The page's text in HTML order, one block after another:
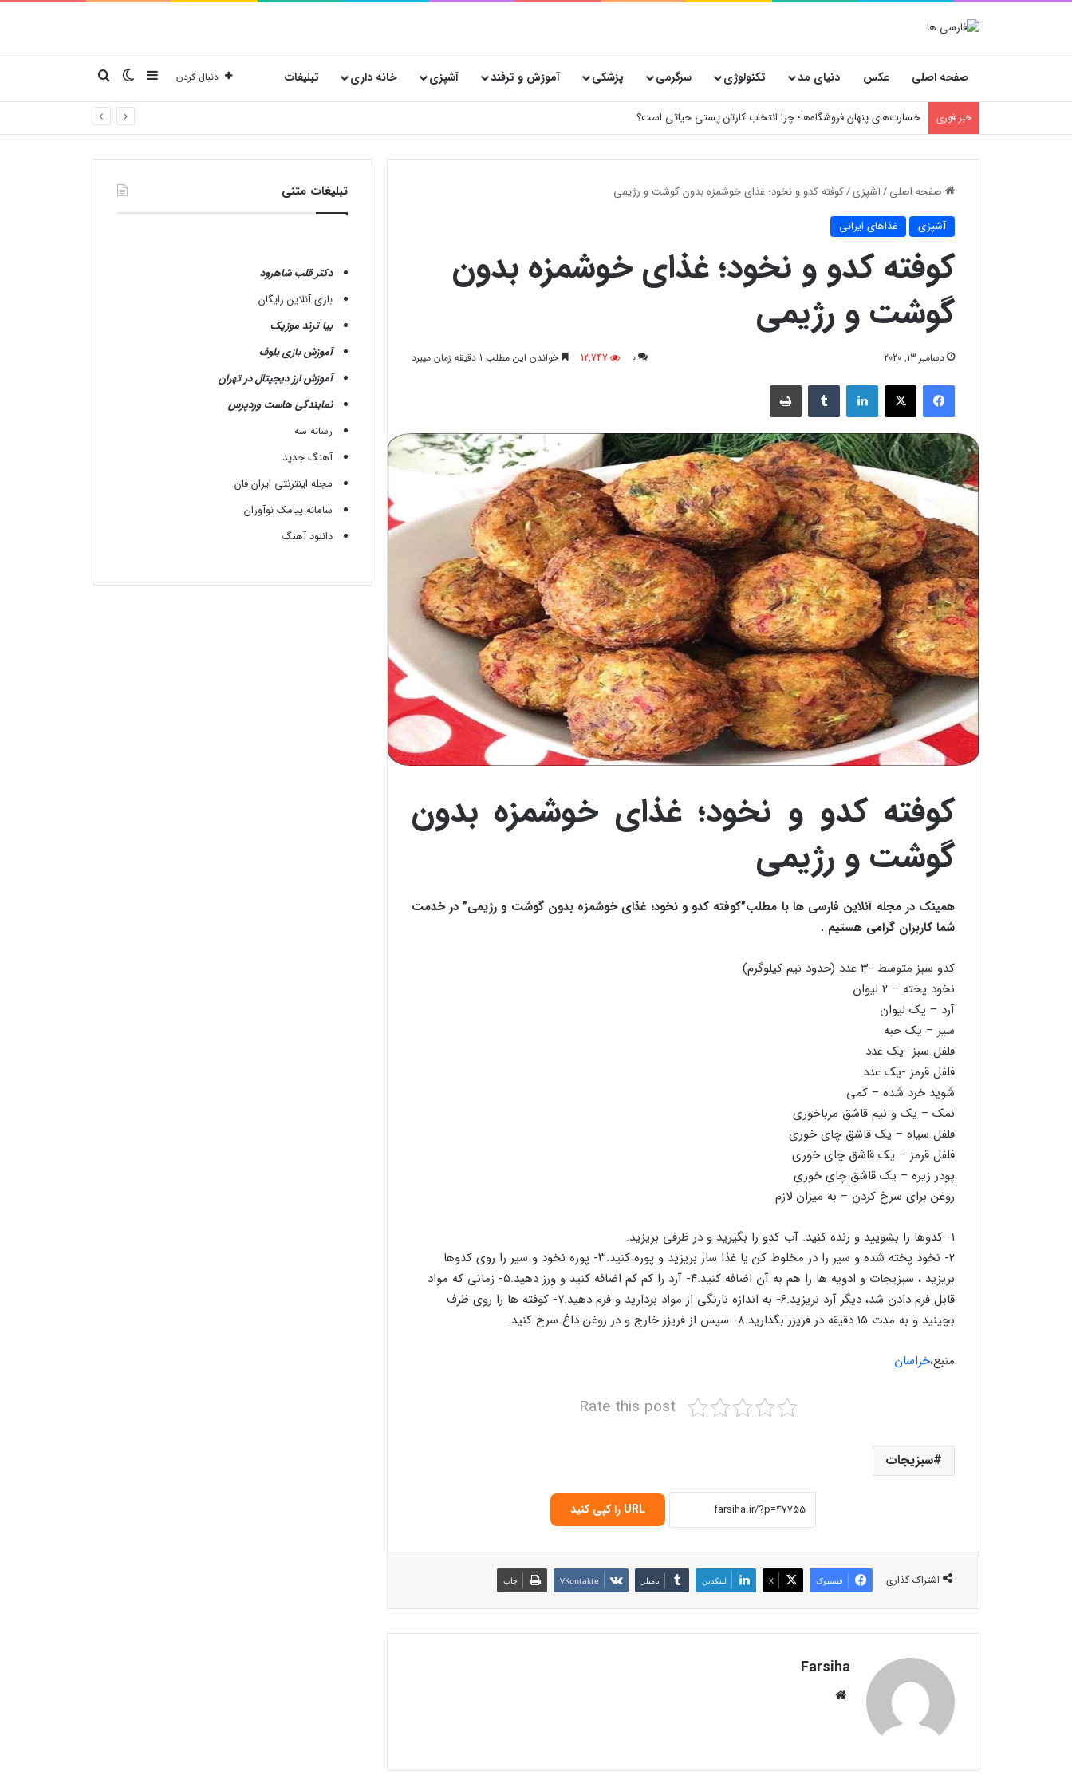
صفحه اصلی عکس دنیای مد تکنولوژی سرگرمی پزشکی آموزش و ترفند آشپزی خانه داری تبلیغات دنبال کردن نوارکناریتغییر پوسته
جستجو برای
خبر فوری خسارت‌های پنهان فروشگاه‌ها؛ چرا انتخاب کارتن پستی حیاتی است؟
صفحه اصلی/آشپزی/کوفته کدو و نخود؛ غذای خوشمزه بدون گوشت و رژیمی
آشپزی غذاهای ایرانی
کوفته کدو و نخود؛ غذای خوشمزه بدون
گوشت و رژیمی
دسامبر 13, 2020 0
12,747 خواندن این مطلب 1 دقیقه زمان میبرد
فیسبوک X لینکدین ‫تامبلر چاپ
کوفته کدو و نخود؛ غذای خوشمزه بدون
گوشت و رژیمی
همینک در مجله آنلاین فارسی ها با مطلب”کوفته کدو و نخود؛ غذای خوشمزه بدون گوشت و رژیمی” در خدمت
شما کاربران گرامی هستیم .
کدو سبز متوسط -۳ عدد (حدود نیم کیلوگرم)
نخود پخته – ۲ لیوان
آرد – یک لیوان
سیر – یک حبه
فلفل سبز -یک عدد
فلفل قرمز -یک عدد
شوید خرد شده – کمی
نمک – یک و نیم قاشق مرباخوری
فلفل سیاه – یک قاشق چای خوری
فلفل قرمز – یک قاشق چای خوری
پودر زیره – یک قاشق چای خوری
روغن برای سرخ کردن – به میزان لازم
۱- کدوها را بشویید و رنده کنید. آب کدو را بگیرید و در ظرفی بریزید.
۲- نخود پخته شده و سیر را در مخلوط کن یا غذا ساز بریزید و پوره کنید.۳- پوره نخود و سیر را روی کدوها
بریزید ، سبزیجات و ادویه ها را هم به آن اضافه کنید.۴- آرد را کم کم اضافه کنید و ورز دهید.۵- زمانی که مواد
قابل فرم دادن شد، دیگر آرد نریزید.۶- به اندازه نارنگی از مواد بردارید و فرم دهید.۷- کوفته ها را روی ظرف
بچینید و به مدت ۱۵ دقیقه در فریزر بگذارید.۸- سپس از فریزر خارج و در روغن داغ سرخ کنید.
منبع،خراسان
Rate this post
سبزیجات
URL را کپی کنید
اشتراک گذاری فیسبوک X لینکدین ‫تامبلر ‫VKontakte چاپ
Farsiha
تبلیغات متنی
دکتر قلب شاهرود
بازی آنلاین رایگان
بیا ترند موزیک
آموزش بازی بلوف
آموزش ارز دیجیتال در تهران
نمایندگی هاست وردپرس
رسانه سه
آهنگ جدید
مجله اینترنتی ایران فان
سامانه پیامک نوآوران
دانلود آهنگ